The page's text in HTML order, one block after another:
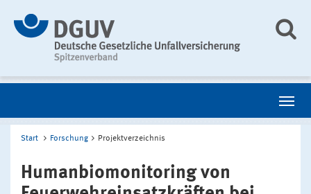
Start Forschung Projektverzeichnis
Humanbiomonitoring von